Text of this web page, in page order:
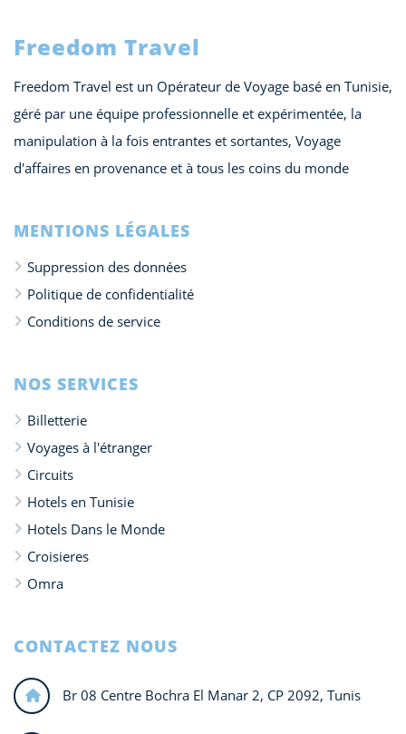
Freedom Travel
Freedom Travel est un Opérateur de Voyage basé en Tunisie,
géré par une équipe professionnelle et expérimentée, la
manipulation à la fois entrantes et sortantes, Voyage
d'affaires en provenance et à tous les coins du monde
MENTIONS LÉGALES
Suppression des données
Politique de confidentialité
Conditions de service
NOS SERVICES
Billetterie
Voyages à l'étranger
Circuits
Hotels en Tunisie
Hotels Dans le Monde
Croisieres
Omra
CONTACTEZ NOUS
Br 08 Centre Bochra El Manar 2, CP 2092, Tunis